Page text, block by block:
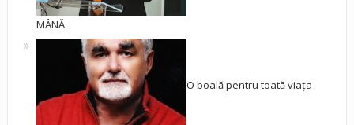
MÂNĂ
O boală pentru toată viața